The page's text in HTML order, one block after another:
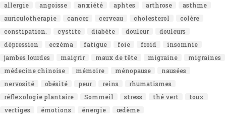
allergie angoisse anxiété aphtes arthrose
asthme
auriculotherapie
cancer cerveau cholesterol
colère
constipation.
cystite diabète douleur
douleurs
dépression
eczéma fatigue foie froid
insomnie
jambes lourdes
maigrir maux de tête migraine
migraines
médecine chinoise
mémoire ménopause
nausées
nervosité
obésité peur reins
rhumatismes
réflexologie plantaire
Sommeil stress thé vert
toux
vertiges
émotions énergie œdème